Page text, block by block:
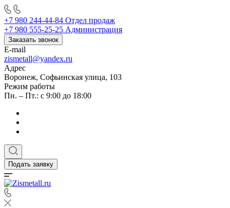
+7 980 244-44-84 Отдел продаж
+7 980 555-25-25 Администрация
Заказать звонок
E-mail
zismetall@yandex.ru
Адрес
Воронеж, Софьинская улица, 103
Режим работы
Пн. – Пт.: с 9:00 до 18:00
Подать заявку